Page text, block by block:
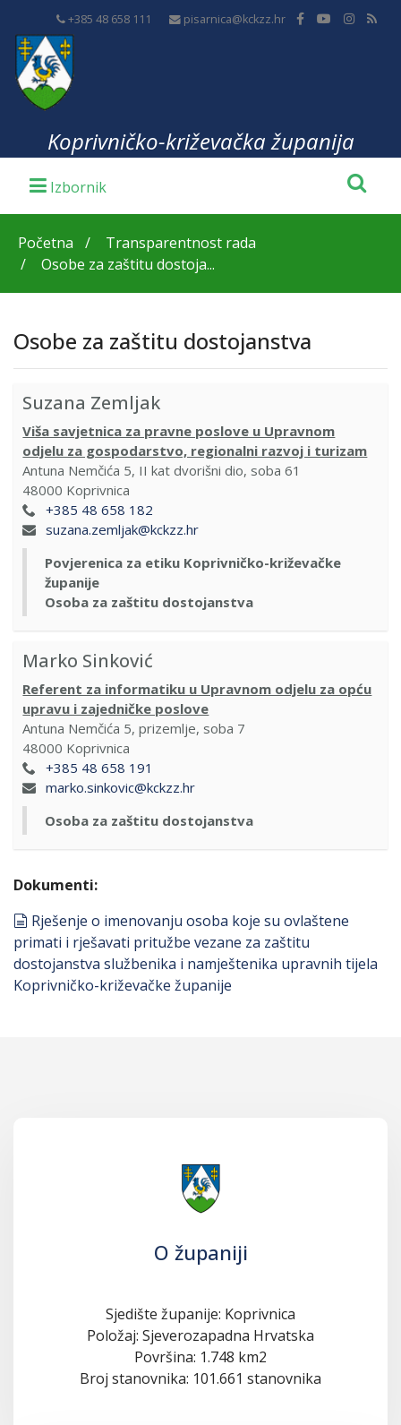
+385 48 658 111 pisarnica@kckzz.hr
Koprivničko-križevačka županija
Početna
Transparentnost rada
Osobe za zaštitu dostoja...
Osobe za zaštitu dostojanstva
Suzana Zemljak
Viša savjetnica za pravne poslove u Upravnom
odjelu za gospodarstvo, regionalni razvoj i turizam
Antuna Nemčića 5, II kat dvorišni dio, soba 61
48000 Koprivnica
+385 48 658 182
suzana.zemljak@kckzz.hr
Povjerenica za etiku Koprivničko-križevačke
županije
Osoba za zaštitu dostojanstva
Marko Sinković
Referent za informatiku u Upravnom odjelu za opću
upravu i zajedničke poslove
Antuna Nemčića 5, prizemlje, soba 7
48000 Koprivnica
+385 48 658 191
marko.sinkovic@kckzz.hr
Osoba za zaštitu dostojanstva
Dokumenti:
document
Rješenje o imenovanju osoba koje su ovlaštene
primati i rješavati pritužbe vezane za zaštitu
dostojanstva službenika i namještenika upravnih tijela
Koprivničko-križevačke županije
O županiji
Sjedište županije: Koprivnica
Položaj: Sjeverozapadna Hrvatska
Površina: 1.748 km2
Broj stanovnika: 101.661 stanovnika